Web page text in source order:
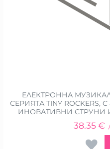
ЕЛЕКТРОННА
СЕРИЯТА TINY
ИНОВАТИВНИ СТРУНИ И
38.35 €